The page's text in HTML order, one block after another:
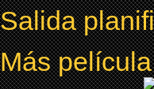
Salida
Más